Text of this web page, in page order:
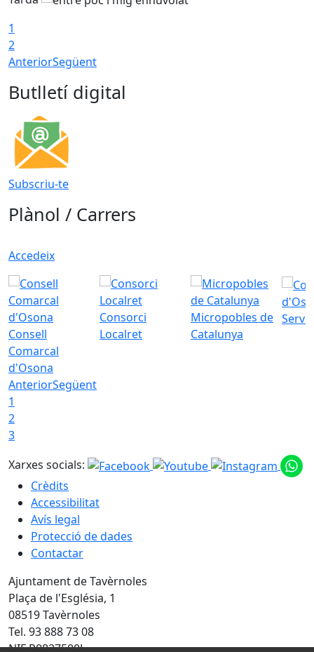
1
2
AnteriorSegüent
Butlletí digital
Subscriu-te
Plànol / Carrers
Accedeix
Consell
Comarcal
d'Osona
Consorci
Localret
Micropobles de
Catalunya
AnteriorSegüent
1
2
3
Xarxes socials:
Crèdits
Accessibilitat
Avís legal
Protecció de dades
Contactar
Ajuntament de Tavèrnoles
Plaça de l'Església, 1
08519 Tavèrnoles
Tel. 93 888 73 08
NIF P0827500J